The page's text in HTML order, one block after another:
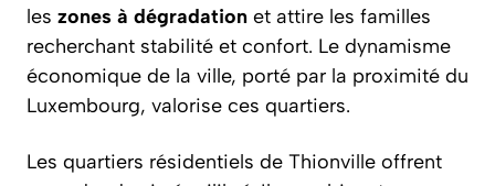
les zones à dégradation et attire les familles
recherchant stabilité et confort. Le dynamisme
économique de la ville, porté par la proximité du
Luxembourg, valorise ces quartiers.
Les quartiers résidentiels de Thionville offrent